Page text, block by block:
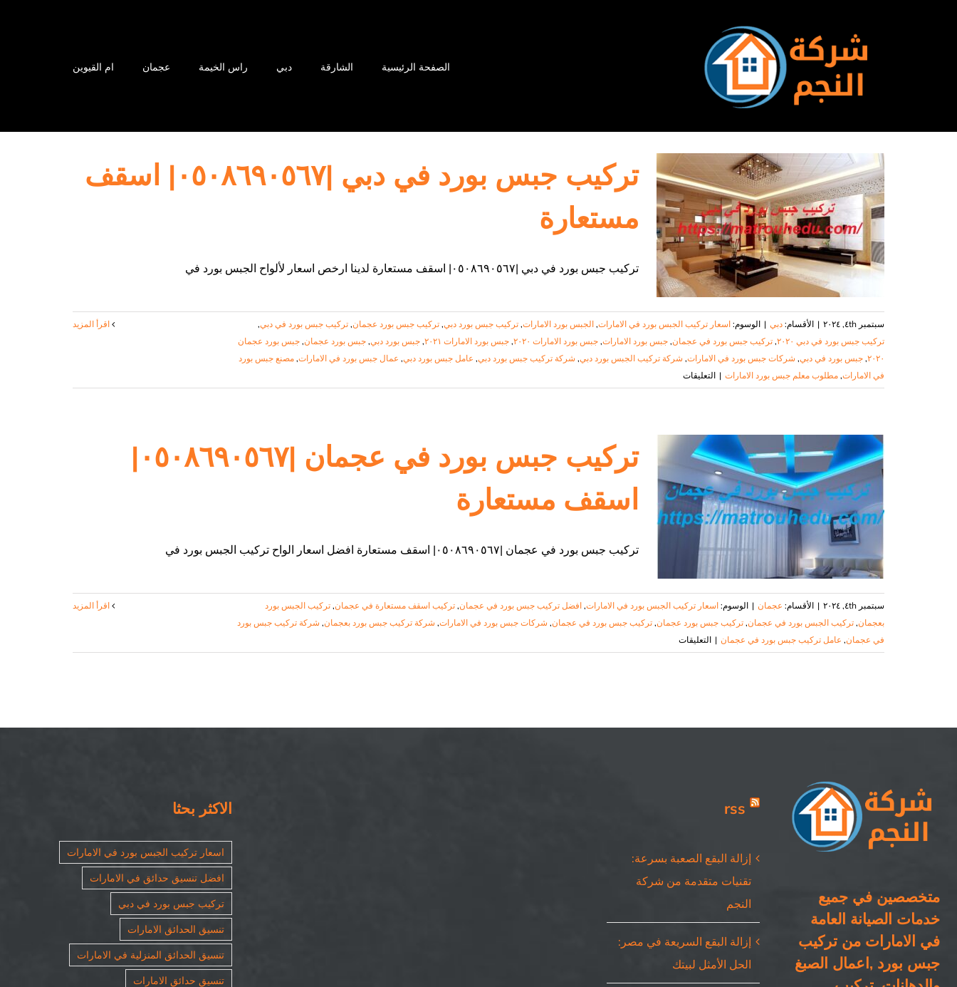
الصفحة الرئيسية الشارقة دبي راس الخيمة عجمان ام القيوين
تركيب جبس بورد في دبي |٠٥٠٨٦٩٠٥٦٧| اسقف
مستعارة
تركيب جبس بورد في دبي |٠٥٠٨٦٩٠٥٦٧| اسقف مستعارة لدينا ارخص اسعار لألواح الجبس بورد في
سبتمبر ٤th, ٢٠٢٤ | الأقسام: دبي | الوسوم: اسعار تركيب الجبس بورد في الامارات, الجبس بورد الامارات, تركيب جبس بورد دبي, تركيب جبس بورد عجمان, تركيب جبس بورد في دبي,
تركيب جبس بورد في دبي ٢٠٢٠
, تركيب جبس بورد في عجمان, جبس بورد الامارات, جبس بورد الامارات ٢٠٢٠ , جبس بورد الامارات ٢٠٢١ , جبس بورد دبي, جبس بورد عجمان, جبس بورد عجمان
٢٠٢٠, جبس بورد في دبي, شركات جبس بورد في الامارات, شركة تركيب الجبس بورد دبي, شركة تركيب جبس بورد دبي, عامل جبس بورد دبي, عمال جبس بورد في الامارات, مصنع جبس بورد
في الامارات, مطلوب معلم جبس بورد الامارات | التعليقاتعلى
تركيب
اسقف
مستعارة
تركيب جبس بورد في عجمان |٠٥٠٨٦٩٠٥٦٧|
اسقف مستعارة
تركيب جبس بورد في عجمان |٠٥٠٨٦٩٠٥٦٧| اسقف مستعارة افضل اسعار الواح تركيب الجبس بورد في
سبتمبر ٤th, ٢٠٢٤ | الأقسام: عجمان | الوسوم: اسعار تركيب الجبس بورد في الامارات, افضل تركيب جبس بورد في عجمان, تركيب اسقف مستعارة في عجمان, تركيب الجبس بورد
بعجمان, تركيب الجبس بورد في عجمان, تركيب جبس بورد عجمان, تركيب جبس بورد في عجمان, شركات جبس بورد في الامارات, شركة تركيب جبس بورد بعجمان, شركة تركيب جبس بورد
في عجمان, عامل تركيب جبس بورد في عجمان | التعليقاتعلى
تركيب
متخصصين في جميع
خدمات الصيانة العامة
في الامارات من تركيب
جبس بورد ,اعمال الصبغ
rss
إزالة البقع الصعبة بسرعة:
تقنيات متقدمة من شركة
النجم
إزالة البقع السريعة في مصر:
الحل الأمثل لبيتك
الاكثر بحثا
اسعار تركيب الجبس بورد في الامارات
افضل تنسيق حدائق في الامارات
تركيب جبس بورد في دبي
تنسيق الحدائق الامارات
تنسيق الحدائق المنزلية في الامارات
تنسيق حدائق الامارات